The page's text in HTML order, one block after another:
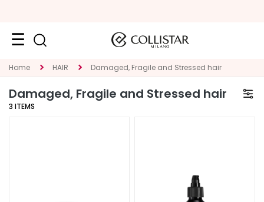
Face
C
A
Home HAIR Damaged, Fragile and Stressed hair
Damaged, Fragile and Stressed hair
3 ITEMS